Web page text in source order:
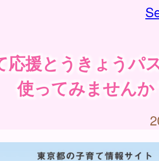
応援とうきょうパ
使ってみませんか